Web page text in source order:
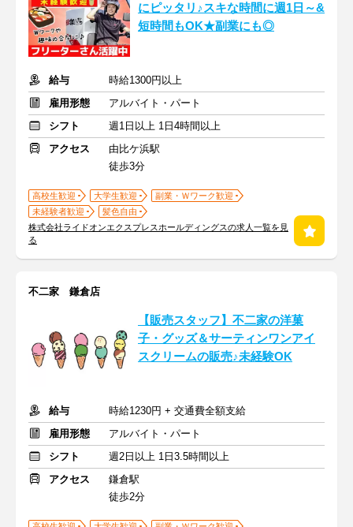
にピッタリ♪スキな時間に週1日～&
短時間もOK★副業にも◎
給与
時給1300円以上
雇用形態
アルバイト・パート
シフト
週1日以上 1日4時間以上
アクセス
由比ケ浜駅
徒歩3分
高校生歓迎 大学生歓迎
副業・Ｗワーク歓迎
未経験者歓迎
髪色自由
株式会社ライドオンエクスプレスホールディングスの求人一覧を見
る
不二家 鎌倉店
【販売スタッフ】不二家の洋菓
子・グッズ＆サーティンワンアイ
スクリームの販売♪未経験OK
給与
時給1230円 + 交通費全額支給
雇用形態
アルバイト・パート
シフト
週2日以上 1日3.5時間以上
アクセス
鎌倉駅
徒歩2分